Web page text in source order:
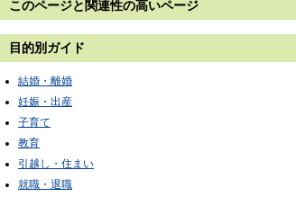
このページと 関連性の高いページ
目的別ガイド
結婚・離婚
妊娠・出産
子育て
教育
引越し・住まい
就職・退職